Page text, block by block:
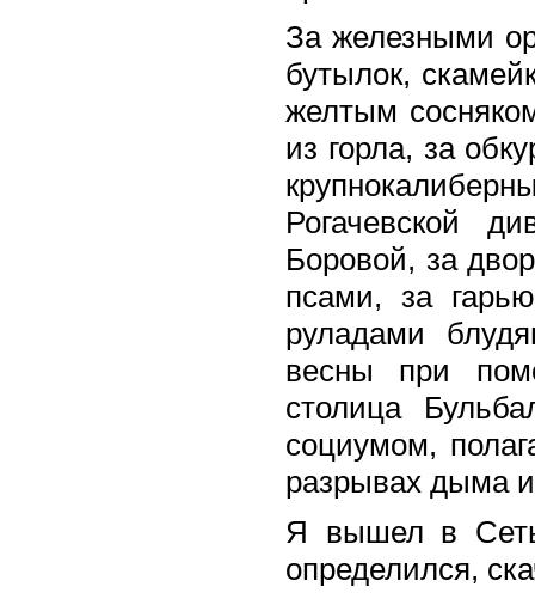
За железными
бутылок,
желтым
из горла, за
Рогачевской
Боровой, за
псами, за
руладами
весны при
столица
социумом,
разрывах дыма
Я вышел в
определился,